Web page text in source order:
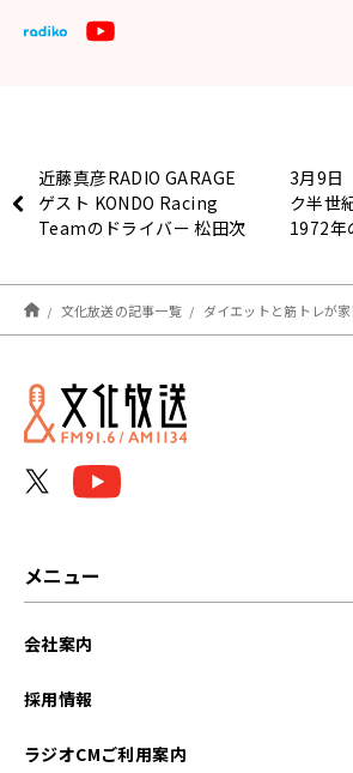
近藤真彦RADIO GARAGE
ゲスト KONDO Racing
Teamのドライバー 松田次
3月9日
ク半
1972年
文化放送の記事一覧 ダイエットと筋トレが家計を救う
メニュー
会社案内
採用情報
ラジオCMご利用案内